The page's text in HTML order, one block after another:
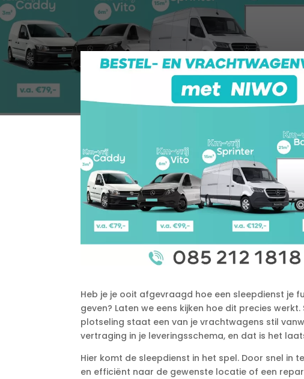
Heb je je ooit afgevraagd hoe een sleepdienst je
geven? Laten we eens kijken hoe dit precies
plotseling staat een van je vrachtwagens stil
vertraging in je leveringsschema, en dat is het
Hier komt de sleepdienst in het spel.​ Door snel in
en efficiënt naar de gewenste locatie of een